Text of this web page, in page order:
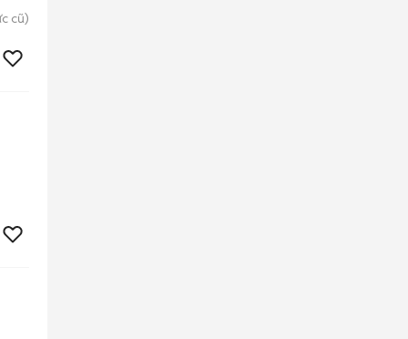
cũ)